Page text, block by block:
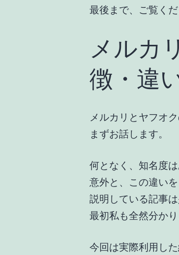
最後まで、ご覧くだ
メルカ
徴・違
メルカリとヤフオク
まずお話します。
何となく、知名度は
意外と、この違いを
説明している記事は
最初私も全然分かり
今回は実際利用した